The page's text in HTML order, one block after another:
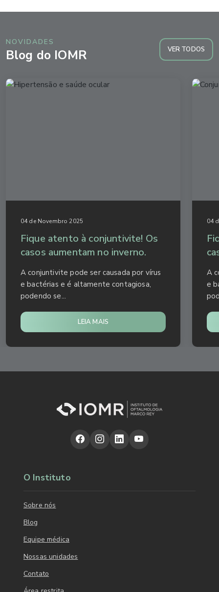
NOVIDADES
Blog do IOMR VER TODOS
04 de Novembro 2025
Fique atento à conjuntivite! Os
casos aumentam no inverno.
A conjuntivite pode ser causada por vírus
e bactérias e é altamente contagiosa,
podendo se...
LEIA MAIS
04
A
e
O Instituto
Sobre nós
Blog
Equipe médica
Nossas unidades
Contato